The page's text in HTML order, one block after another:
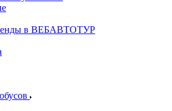
в ВЕБАВТОТУР